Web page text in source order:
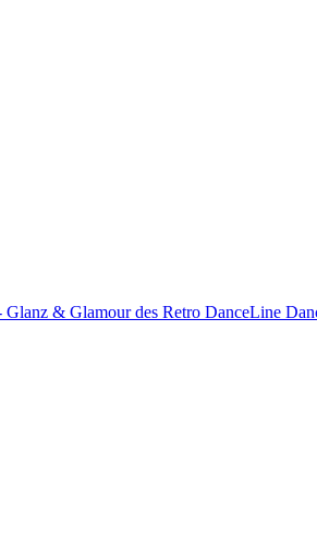
Glanz & Glamour des Retro DanceLine